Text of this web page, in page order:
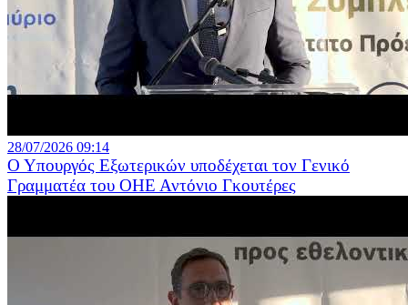
28/07/2026 09:14
Ο Υπουργός Εξωτερικών υποδέχεται τον Γενικό
Γραμματέα του ΟΗΕ Αντόνιο Γκουτέρες